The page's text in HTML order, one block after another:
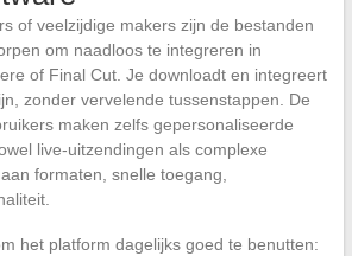
of veelzijdige makers zijn de bestanden
om naadloos te integreren in
of Final Cut. Je downloadt en integreert
zonder vervelende tussenstappen. De
maken zelfs gepersonaliseerde
live-uitzendingen als complexe
formaten, snelle toegang,
het platform dagelijks goed te benutten: